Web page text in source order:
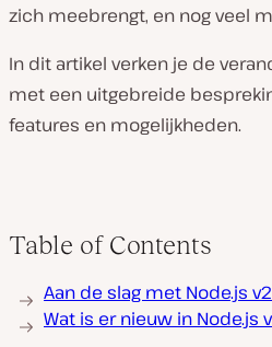
zich meebrengt, en nog veel
In dit artikel verken je de
met een uitgebreide
features en mogelijkheden.
Table of Contents
Aan de slag met Node.js
Wat is er nieuw in Node.js